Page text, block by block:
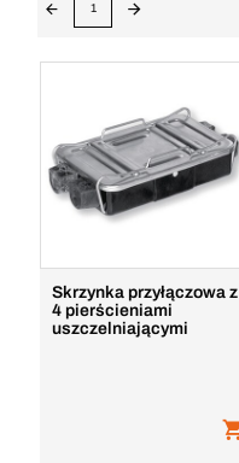
1
Skrzynka przyłączowa z
4 pierścieniami
uszczelniającymi